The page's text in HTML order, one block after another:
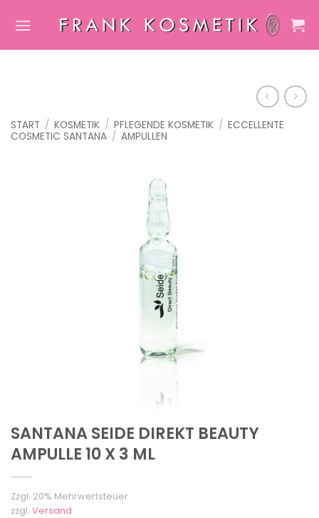
Inhalt
START / KOSMETIK / PFLEGENDE KOSMETIK / ECCELLENTE
COSMETIC SANTANA / AMPULLEN
SANTANA SEIDE DIREKT BEAUTY
AMPULLE 10 X 3 ML
Zzgl. 20% Mehrwertsteuer
zzgl. Versand